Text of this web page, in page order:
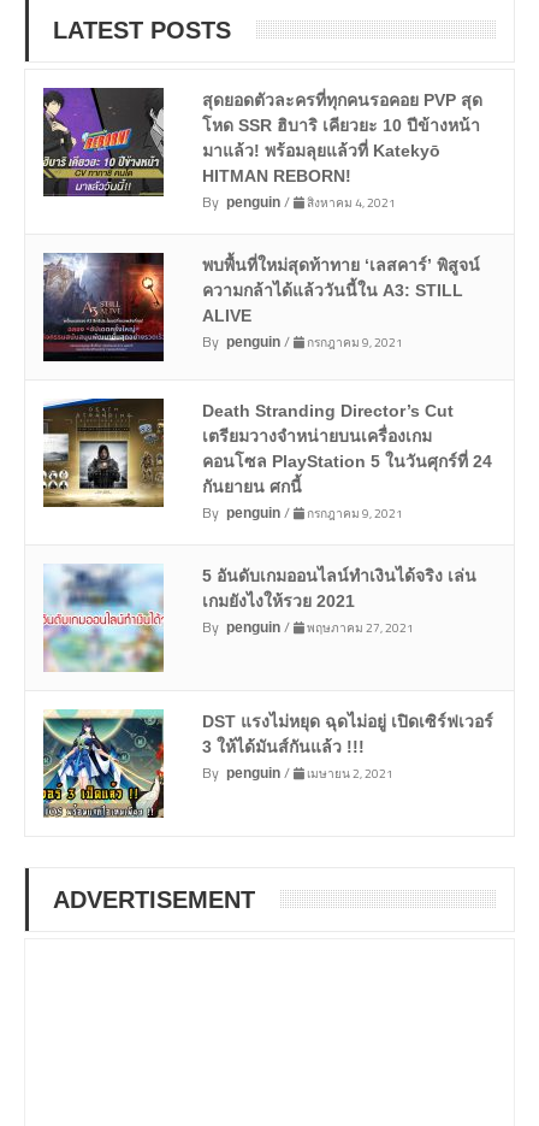
LATEST POSTS
สุดยอดตัวละครที่ทุกคนรอคอย PVP สุด
โหด SSR ฮิบาริ เคียวยะ 10 ปีข้างหน้า
มาแล้ว! พร้อมลุยแล้วที่ Katekyō
HITMAN REBORN!
By penguin/ สิงหาคม 4, 2021
พบพื้นที่ใหม่สุดท้าทาย ‘เลสคาร์’ พิสูจน์
ความกล้าได้แล้ววันนี้ใน A3: STILL
ALIVE
By penguin/ กรกฎาคม 9, 2021
Death Stranding Director’s Cut
เตรียมวางจำหน่ายบนเครื่องเกม
คอนโซล PlayStation 5 ในวันศุกร์ที่ 24
กันยายน ศกนี้
By penguin/ กรกฎาคม 9, 2021
5 อันดับเกมออนไลน์ทำเงินได้จริง เล่น
เกมยังไงให้รวย 2021
By penguin/ พฤษภาคม 27, 2021
DST แรงไม่หยุด ฉุดไม่อยู่ เปิดเซิร์ฟเวอร์
3 ให้ได้มันส์กันแล้ว !!!
By penguin/ เมษายน 2, 2021
ADVERTISEMENT